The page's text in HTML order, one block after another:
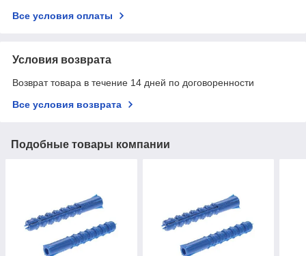
Все условия оплаты
Условия возврата
Возврат товара в течение 14 дней по договоренности
Все условия возврата
Подобные товары компании